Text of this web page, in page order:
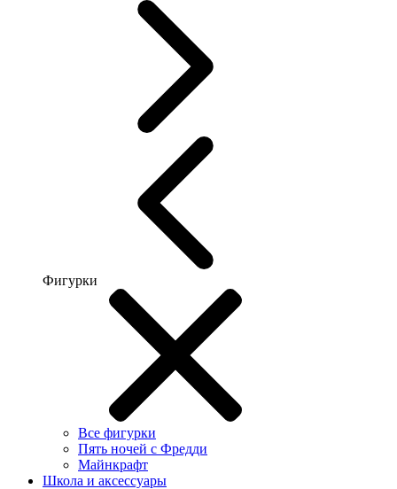
Фигурки
Все фигурки
Пять ночей с Фредди
Майнкрафт
Школа и аксессуары